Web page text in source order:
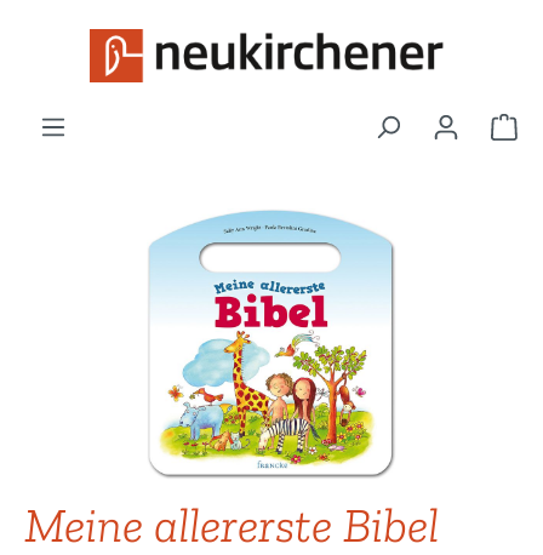
Zum Hauptinhalt springen
Bildergalerie überspringen
Meine allererste Bibel